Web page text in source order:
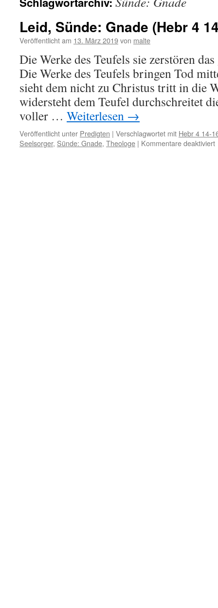
Leid, Sünde: Gnade (Hebr 4
Veröffentlicht am 13. März 2019von malte
Die Werke des Teufels sie zerstören
Die Werke des Teufels bringen Tod
sieht dem nicht zu Christus tritt in die
widersteht dem Teufel durchschreitet
voller … Weiterlesen →
Veröffentlicht unter Predigten | Verschlagwortet mit Hebr 4 14-
Seelsorger, Sünde: Gnade, Theologe | Kommentare deaktiviert